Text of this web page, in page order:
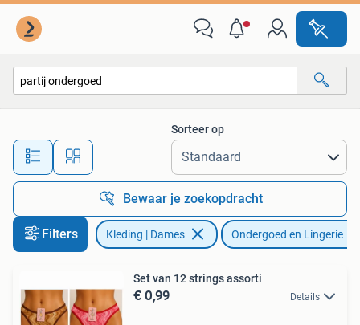
Alle afstanden…
Sorteer op
Bewaar je zoekopdracht
Filters Kleding | Dames Ondergoed en Lingerie
Set van 12 strings assorti
€ 0,99 Details